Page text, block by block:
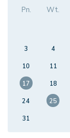
Pn. Wt.
3
4
10
11
17
18
24
25
31